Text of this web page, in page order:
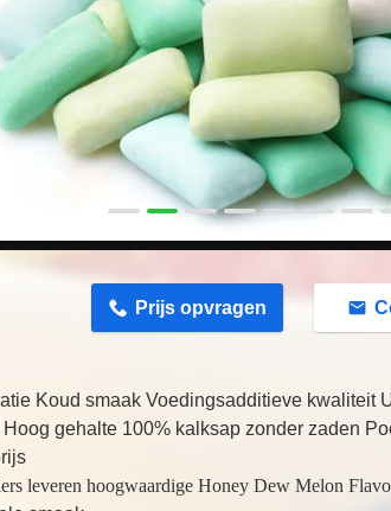
Prijs opvragen
Koud smaak Voedingsadditieve kwaliteit
gehalte 100% kalksap zonder zaden
leveren hoogwaardige Honey Dew Melon